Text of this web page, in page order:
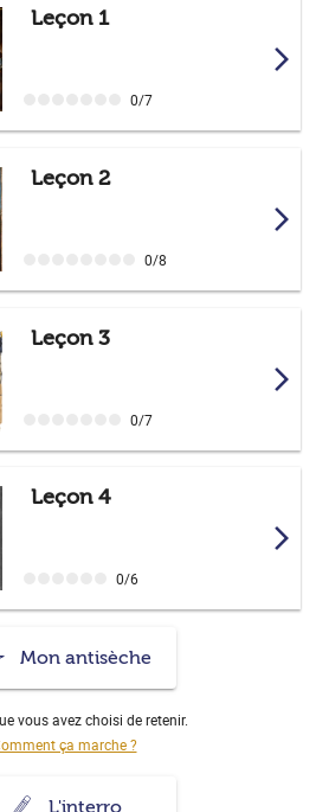
Leçon 1
0/7
arrow_forward_ios
Leçon 2
0/8
arrow_forward_ios
Leçon 3
0/7
arrow_forward_ios
Leçon 4
0/6
arrow_forward_ios
Mon antisèche
vous avez choisi de retenir.
ça marche ?
L'interro